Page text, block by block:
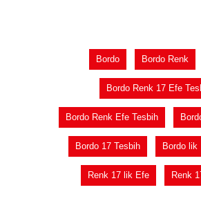
Bordo Bordo Renk
Bordo Renk 17 Efe
Bordo Renk Efe Tesbih
Bordo 17 Tesbih Bordo lik
Renk 17 lik Efe Renk